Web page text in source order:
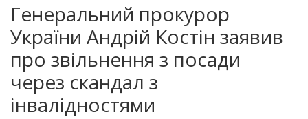
Генеральний прокурор
України Андрій Костін заявив
про звільнення з посади
через скандал з
інвалідностями